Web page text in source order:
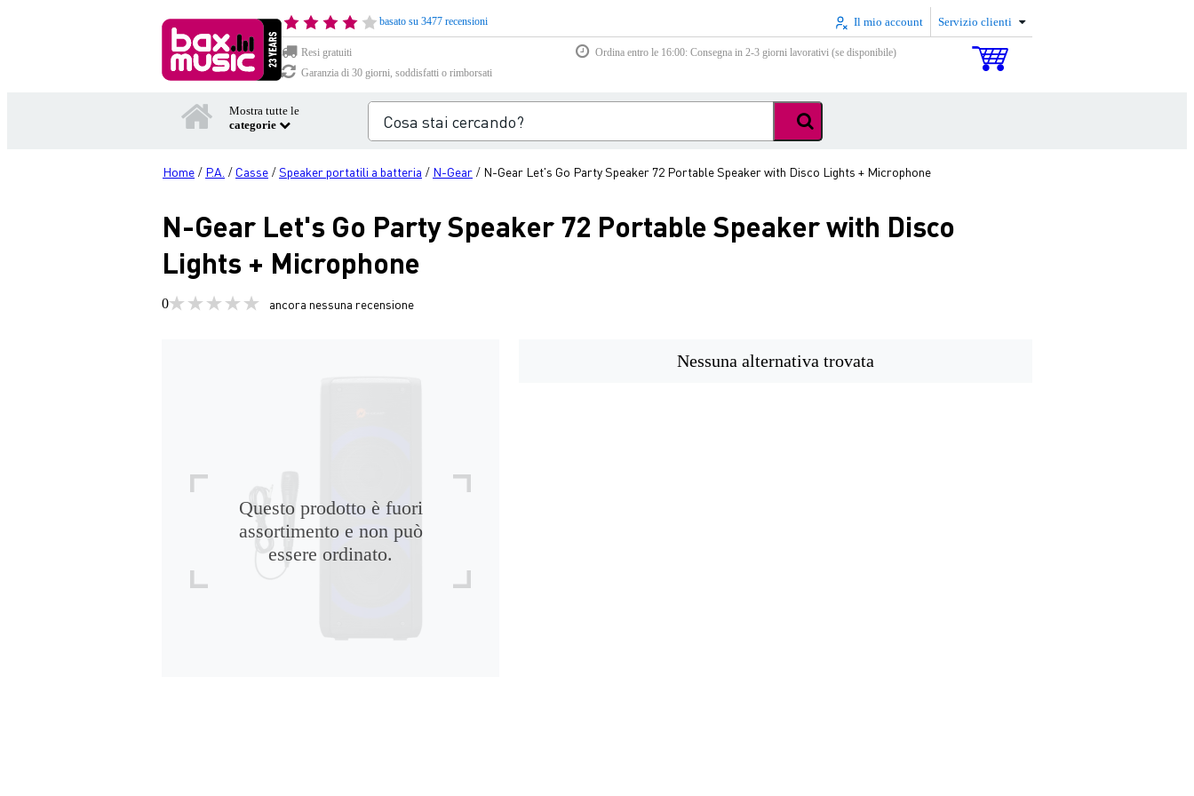
basato su 3477 recensioni Il mio account Servizio clienti
Resi gratuiti
Ordina entro le 16:00: Consegna in 2-3 giorni lavorativi (se disponibile)
Garanzia di 30 giorni, soddisfatti o rimborsati
Mostra tutte le
categorie
Home / P.A. / Casse /Speaker portatili a batteria / N-Gear / N-Gear Let's Go Party Speaker 72 Portable Speaker with Disco Lights + Microphone
N-Gear Let's Go Party Speaker 72 Portable Speaker with Disco
Lights + Microphone
0 ancora nessuna recensione
Questo prodotto è fuori
assortimento e non può
essere ordinato.
Nessuna alternativa trovata